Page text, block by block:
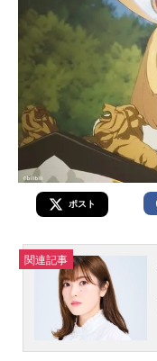
ポスト
関連記事